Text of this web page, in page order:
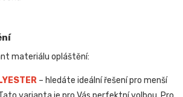
materiálu opláštění:
– hledáte ideální řešení pro menší